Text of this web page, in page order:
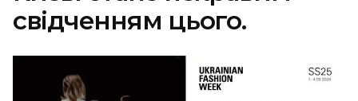
свідченням цього.